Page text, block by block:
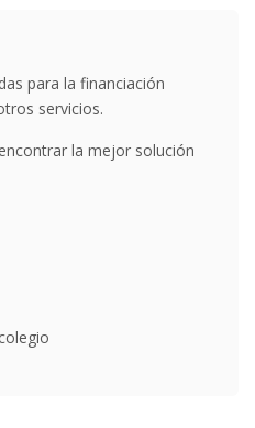
para la financiación
servicios.
la mejor solución